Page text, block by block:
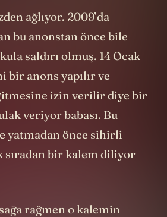
ağlıyor. 2009’da
bu anonstan önce bile
saldırı olmuş. 14 Ocak
bir anons yapılır ve
izin verilir diye bir
veriyor babası. Bu
yatmadan önce sihirli
sıradan bir kalem diliyor
rağmen o kalemin